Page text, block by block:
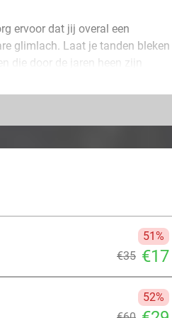
ervoor dat jij overal een
glimlach. Laat je tanden bleken
die door de jaren heen zijn
60 (3x 20 minuten) of 80
te komen en na afloop zie je
witter, wat bij de behandeling
51%
€35 €17
52%